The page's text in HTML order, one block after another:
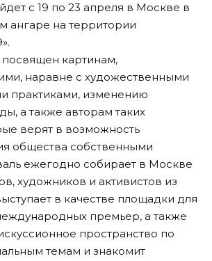
с 19 по 23 апреля в Москве в
ангаре на территории
картинам,
наравне с художественными
практиками, изменению
а также авторам таких
верят в возможность
общества собственными
ежегодно собирает в Москве
художников и активистов из
в качестве площадки для
премьер, а также
пространство по
темам и знакомит